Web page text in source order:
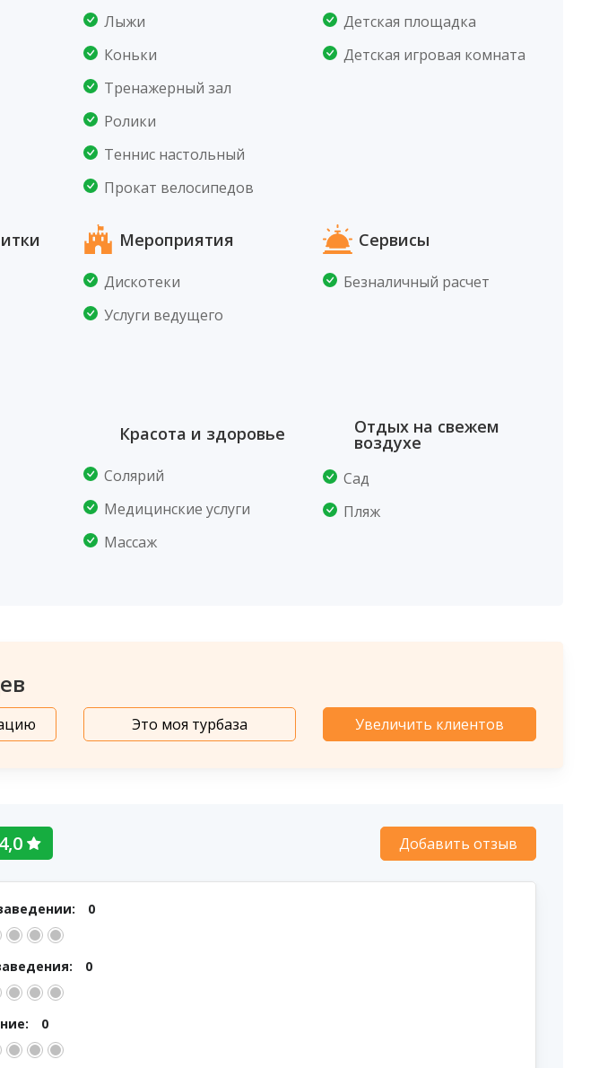
Лыжи
Коньки
Тренажерный зал
Ролики
Теннис настольный
Прокат велосипедов
Детская площадка
Детская игровая комната
Мероприятия
Дискотеки
Услуги ведущего
Сервисы
Безналичный расчет
Красота и здоровье
Солярий
Медицинские услуги
Массаж
Отдых на свежем
воздухе
Сад
Пляж
Это моя турбаза Увеличить клиентов
Добавить отзыв
4,0
0
0
0